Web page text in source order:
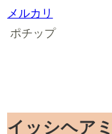
メルカリ
ポチップ
イッシヘア